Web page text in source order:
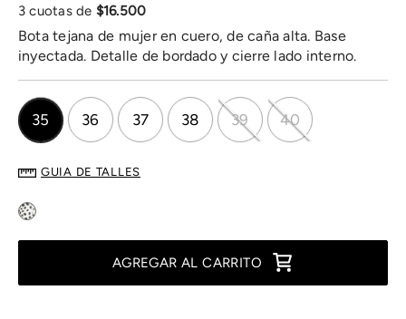
3 cuotas de $16.500
Bota tejana de mujer en cuero, de caña alta. Base
inyectada. Detalle de bordado y cierre lado interno.
35 36 37 38 39 40
GUIA DE TALLES
AGREGAR AL CARRITO